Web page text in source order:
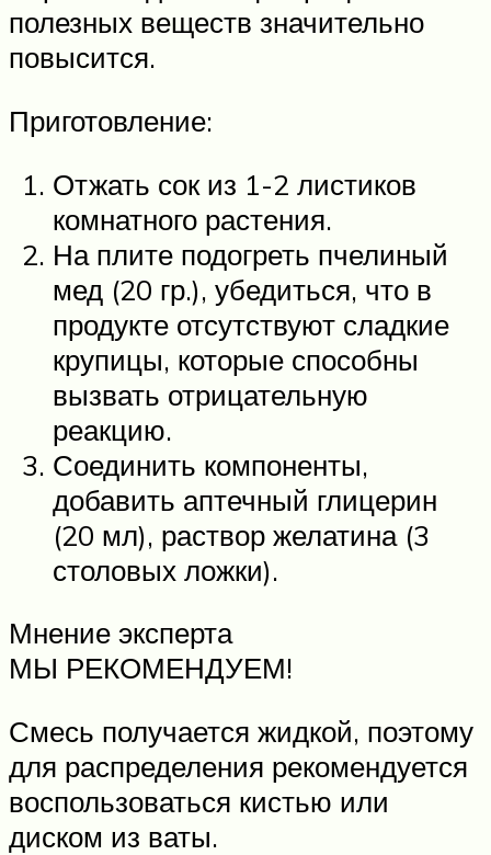
полезных веществ значительно
повысится.
Приготовление:
Отжать сок из 1-2 листиков
комнатного растения.
На плите подогреть пчелиный
мед (20 гр.), убедиться, что в
продукте отсутствуют сладкие
крупицы, которые способны
вызвать отрицательную
реакцию.
Соединить компоненты,
добавить аптечный глицерин
(20 мл), раствор желатина (3
столовых ложки).
Мнение эксперта
МЫ РЕКОМЕНДУЕМ!
Смесь получается жидкой, поэтому
для распределения рекомендуется
воспользоваться кистью или
диском из ваты.